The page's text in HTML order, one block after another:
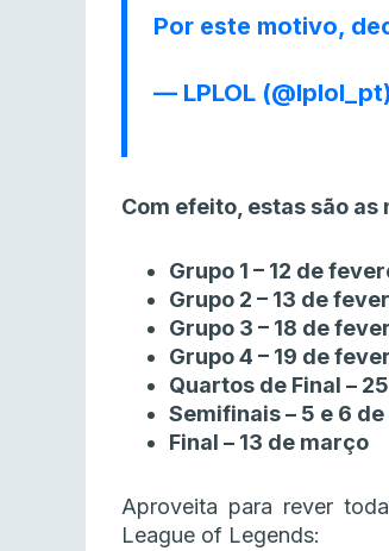
Por este motivo,
— LPLOL (@lplol_pt)
Com efeito, estas são
Grupo 1 – 12 de
Grupo 2 – 13 de
Grupo 3 – 18 de
Grupo 4 – 19 de
Quartos de Final –
Semifinais – 5 e 6
Final – 13 de março
Aproveita para rever
League of Legends: